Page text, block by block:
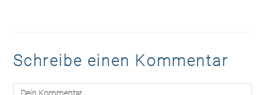
Schreibe einen Kommentar